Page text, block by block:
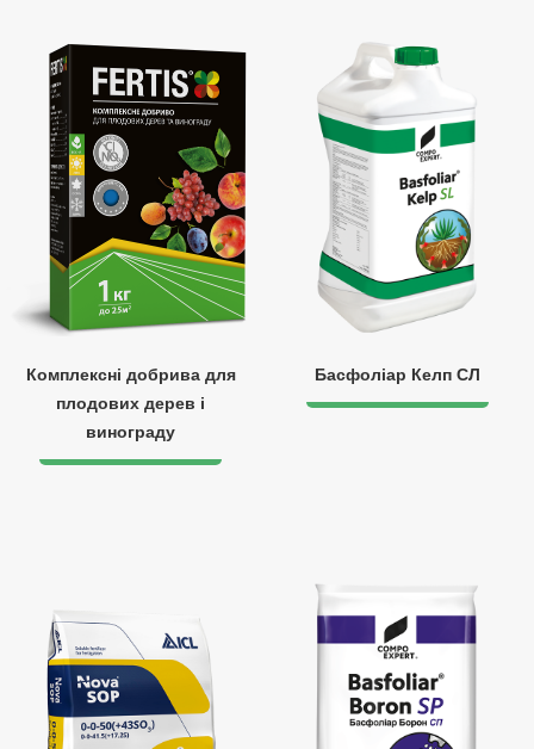
Комплексні добрива для
плодових дерев і
винограду
Басфоліар Келп СЛ